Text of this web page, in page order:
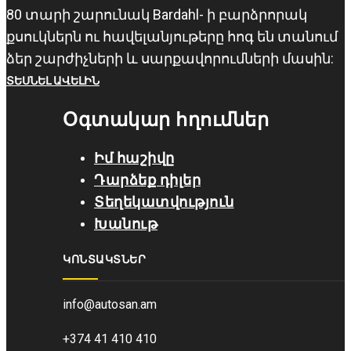
80 տարի շարունակ Bardahl- ի բարձրորակ
քսուկներն ու հավելանյութերը հոգ են տանում
ձեր շարժիչների և սարքավորումների մասին:
ՏԵՍՆԵԼ ԱՎԵԼԻՆ
Օգտակար հղումներ
Իմ հաշիվը
Դարձեք դիլեր
Տեղեկատվություն
Խանութ
ԿՈՆՏԱԿՏՆԵՐ
info@autosan.am
+374 41 410 410